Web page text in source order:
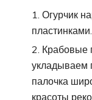
Огурчик
пластинками.
Крабовые
укладываем
палочка
красоты